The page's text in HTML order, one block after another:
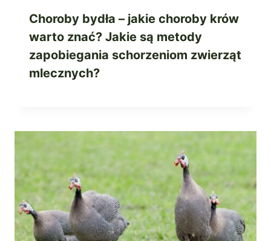
Choroby bydła – jakie choroby krów
warto znać? Jakie są metody
zapobiegania schorzeniom zwierząt
mlecznych?